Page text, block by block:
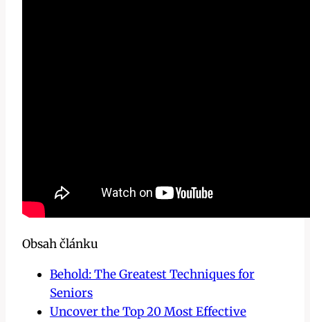
Obsah článku
Behold: The Greatest Techniques for
Seniors
Uncover the Top 20 Most Effective